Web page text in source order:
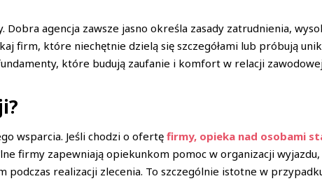
agencja zawsze jasno określa zasady zatrudnienia,
firm, które niechętnie dzielą się szczegółami lub próbują
które budują zaufanie i komfort w relacji
wsparcia. Jeśli chodzi o ofertęfirmy, opieka nad osobami
firmy zapewniają opiekunkom pomoc w organizacji
realizacji zlecenia. To szczególnie istotne w